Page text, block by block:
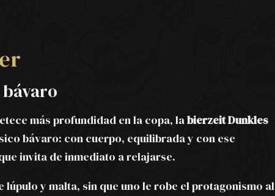
más profundidad en la copa, labierzeit Dunkles
bávaro: con cuerpo, equilibrada y con ese
invita de inmediato a relajarse.
y malta, sin que uno le robe el protagonismo al